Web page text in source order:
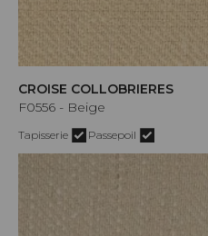
CROISE COLLOBRIERES
F0556 - Beige
Tapisserie Passepoil